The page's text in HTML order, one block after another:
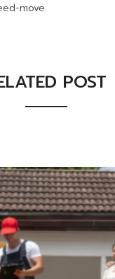
move.
POST